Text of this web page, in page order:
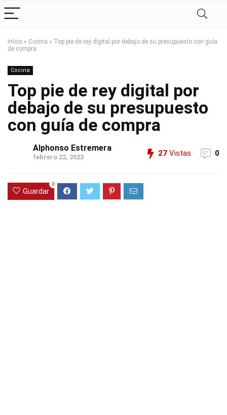
Inicio » Cocina » Top pie de rey digital por debajo de su presupuesto con guía
de compra
Cocina
Top pie de rey digital por
debajo de su presupuesto
con guía de compra
Alphonso Estremera
febrero 22, 2023 27 Vistas 0
Guardar
0